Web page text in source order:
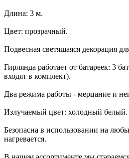
Длина: 3 м.
Цвет: прозрачный.
Подвесная светящаяся декорация
Гирлянда работает от батареек: 3
входят в комплект).
Два режима работы - мерцание и
Излучаемый цвет: холодный белый.
Безопасна в использовании на
нагревается.